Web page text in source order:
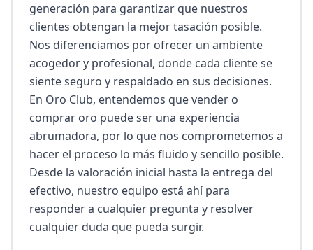
generación para garantizar que nuestros
clientes obtengan la mejor tasación posible.
Nos diferenciamos por ofrecer un ambiente
acogedor y profesional, donde cada cliente se
siente seguro y respaldado en sus decisiones.
En Oro Club, entendemos que vender o
comprar oro puede ser una experiencia
abrumadora, por lo que nos comprometemos a
hacer el proceso lo más fluido y sencillo posible.
Desde la valoración inicial hasta la entrega del
efectivo, nuestro equipo está ahí para
responder a cualquier pregunta y resolver
cualquier duda que pueda surgir.